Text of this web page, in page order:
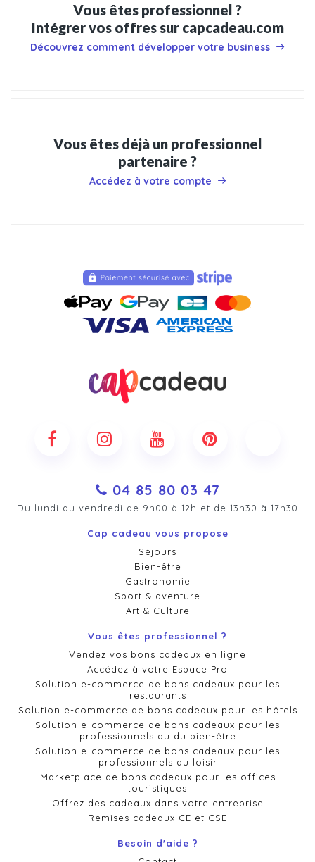
Vous êtes professionnel ?
Intégrer vos offres sur capcadeau.com
Découvrez comment développer votre business
Vous êtes déjà un professionnel
partenaire ?
Accédez à votre compte
04 85 80 03 47
Du lundi au vendredi de 9h00 à 12h et de 13h30 à 17h30
Cap cadeau vous propose
Séjours
Bien-être
Gastronomie
Sport & aventure
Art & Culture
Vous êtes professionnel ?
Vendez vos bons cadeaux en ligne
Accédez à votre Espace Pro
Solution e-commerce de bons cadeaux pour les
restaurants
Solution e-commerce de bons cadeaux pour les hôtels
Solution e-commerce de bons cadeaux pour les
professionnels du du bien-être
Solution e-commerce de bons cadeaux pour les
professionnels du loisir
Marketplace de bons cadeaux pour les offices
touristiques
Offrez des cadeaux dans votre entreprise
Remises cadeaux CE et CSE
Besoin d'aide ?